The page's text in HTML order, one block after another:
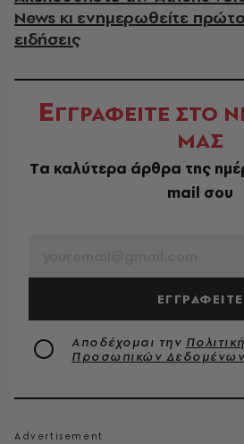
News κι ενημερωθείτε
ειδήσεις
ΕΓΓΡΑΦΕΙΤΕ ΣΤΟ
ΜΑΣ
Tα καλύτερα άρθρα της
mail σου
ΕΓΓΡΑΦΕΙΤΕ
Αποδέχομαι την
Προσωπικών Δεδομένων